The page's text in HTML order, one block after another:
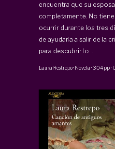
encuentra que su
completamente. No
ocurrir durante los tres
de ayudarla a salir de la
para descubrir lo ...
Laura Restrepo· Novela ·304 pp ·